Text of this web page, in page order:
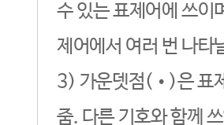
수 있는 표제어에 쓰이
제어에서 여러 번 나타
3) 가운뎃점(•)은 표
줌. 다른 기호와 함께